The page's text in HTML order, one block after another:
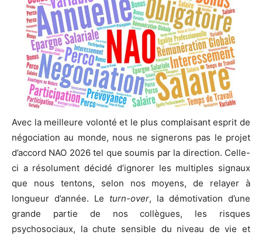
Avec la meilleure volonté et le plus complaisant esprit de
négociation au monde, nous ne signerons pas le projet
d’accord NAO 2026 tel que soumis par la direction. Celle-
ci a résolument décidé d’ignorer les multiples signaux
que nous tentons, selon nos moyens, de relayer à
longueur d’année. Le turn-over, la démotivation d’une
grande partie de nos collègues, les risques
psychosociaux, la chute sensible du niveau de vie et